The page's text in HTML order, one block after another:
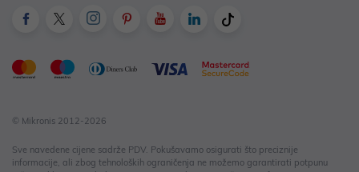
© Mikronis 2012-2026
Sve navedene cijene sadrže PDV. Pokušavamo osigurati što preciznije
informacije, ali zbog tehnoloških ograničenja ne možemo garantirati potpunu